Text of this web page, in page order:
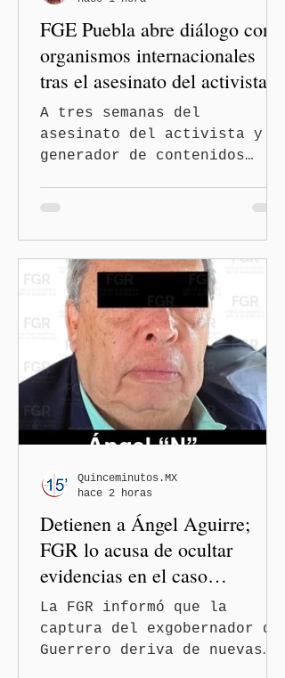
FGE Puebla abre diálogo con
organismos internacionales
tras el asesinato del activista y
comunicador Josué Martínez
A tres semanas del
asesinato del activista y
generador de contenidos
de Puebla (FGE) sostuvo una
reunión de trabajo con
organizaciones nacionales e
internacionales dedicadas a
la defensa de la libertad
de expresión y la
protección de periodistas.
Detienen a Ángel Aguirre;
FGR lo acusa de ocultar
evidencias en el caso
Ayotzinapa
La FGR informó que la
captura del exgobernador de
Guerrero deriva de nuevas
Quinceminutos.MX
hace 2 horas